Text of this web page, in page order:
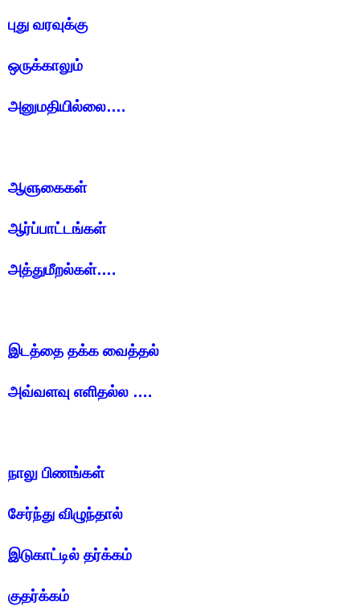
புது வரவுக்கு
ஒருக்காலும்
அனுமதியில்லை….
ஆளுகைகள்
ஆர்ப்பாட்டங்கள்
அத்துமீறல்கள்….
இடத்தை தக்க வைத்தல்
அவ்வளவு எளிதல்ல ….
நாலு பிணங்கள்
சேர்ந்து விழுந்தால்
இடுகாட்டில் தர்க்கம்
குதர்க்கம்